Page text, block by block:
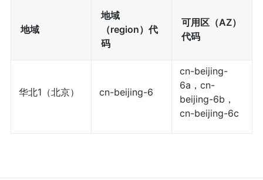
地域
地域
（region）代
码
可用区（AZ）
代码
华北1（北京） cn-beijing-6
cn-beijing-
6a，cn-
beijing-6b，
cn-beijing-6c